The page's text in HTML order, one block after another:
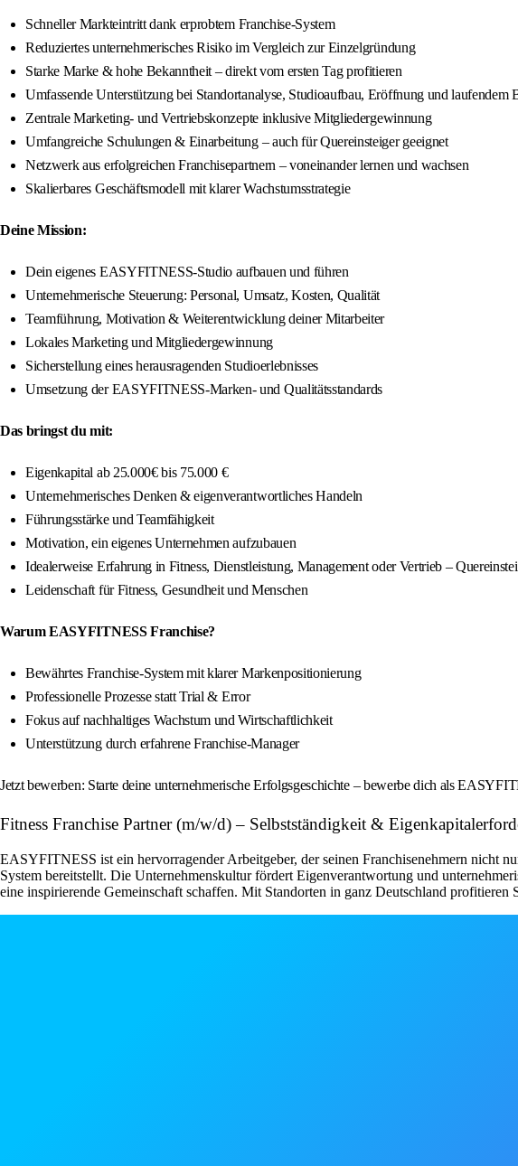
Schneller Markteintritt dank erprobtem Franchise-System
Reduziertes unternehmerisches Risiko im Vergleich zur Einzelgründung
Starke Marke & hohe Bekanntheit – direkt vom ersten Tag profitieren
Umfassende Unterstützung bei Standortanalyse, Studioaufbau, Eröffnung und laufendem
Zentrale Marketing- und Vertriebskonzepte inklusive Mitgliedergewinnung
Umfangreiche Schulungen & Einarbeitung – auch für Quereinsteiger geeignet
Netzwerk aus erfolgreichen Franchisepartnern – voneinander lernen und wachsen
Skalierbares Geschäftsmodell mit klarer Wachstumsstrategie
Deine Mission:
Dein eigenes EASYFITNESS-Studio aufbauen und führen
Unternehmerische Steuerung: Personal, Umsatz, Kosten, Qualität
Teamführung, Motivation & Weiterentwicklung deiner Mitarbeiter
Lokales Marketing und Mitgliedergewinnung
Sicherstellung eines herausragenden Studioerlebnisses
Umsetzung der EASYFITNESS-Marken- und Qualitätsstandards
Das bringst du mit:
Eigenkapital ab 25.000€ bis 75.000 €
Unternehmerisches Denken & eigenverantwortliches Handeln
Führungsstärke und Teamfähigkeit
Motivation, ein eigenes Unternehmen aufzubauen
Idealerweise Erfahrung in Fitness, Dienstleistung, Management oder Vertrieb –
Leidenschaft für Fitness, Gesundheit und Menschen
Warum EASYFITNESS Franchise?
Bewährtes Franchise-System mit klarer Markenpositionierung
Professionelle Prozesse statt Trial & Error
Fokus auf nachhaltiges Wachstum und Wirtschaftlichkeit
Unterstützung durch erfahrene Franchise-Manager
Jetzt bewerben: Starte deine unternehmerische Erfolgsgeschichte – bewerbe dich als
Fitness Franchise Partner (m/w/d) – Selbstständigkeit &
EASYFITNESS ist ein hervorragender Arbeitgeber, der seinen Franchisenehmern nicht
System bereitstellt. Die Unternehmenskultur fördert Eigenverantwortung und
eine inspirierende Gemeinschaft schaffen. Mit Standorten in ganz Deutschland